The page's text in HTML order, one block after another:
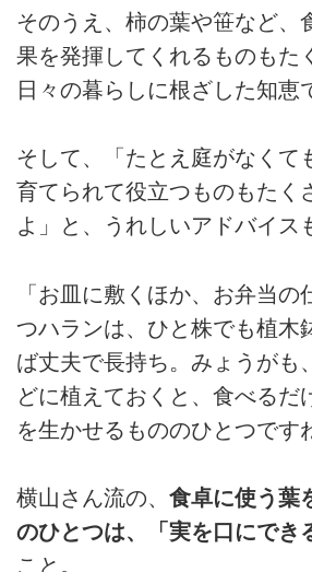
そのうえ、柿の葉や笹など、
果を発揮してくれるものもた
日々の暮らしに根ざした知恵
そして、「たとえ庭がなくて
育てられて役立つものもたく
よ」と、うれしいアドバイス
「お皿に敷くほか、お弁当の
つハランは、ひと株でも植木
ば丈夫で長持ち。みょうがも
どに植えておくと、食べるだ
を生かせるもののひとつです
横山さん流の、 食卓に使う葉
のひとつは、「実を口にでき
こと。